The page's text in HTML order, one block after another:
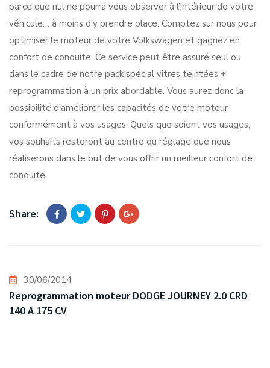
parce que nul ne pourra vous observer à l’intérieur de votre
véhicule… à moins d’y prendre place. Comptez sur nous pour
optimiser le moteur de votre Volkswagen et gagnez en
confort de conduite. Ce service peut être assuré seul ou
dans le cadre de notre pack spécial vitres teintées +
reprogrammation à un prix abordable. Vous aurez donc la
possibilité d’améliorer les capacités de votre moteur ,
conformément à vos usages. Quels que soient vos usages,
vos souhaits resteront au centre du réglage que nous
réaliserons dans le but de vous offrir un meilleur confort de
conduite.
Share:
30/06/2014
Reprogrammation moteur DODGE JOURNEY 2.0 CRD
140 A 175 CV